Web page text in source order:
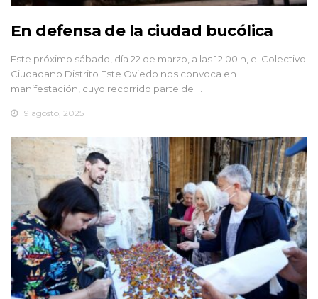
En defensa de la ciudad bucólica
Este próximo sábado, día 22 de marzo, a las 12:00 h, el Colectivo
Ciudadano Distrito Este Oviedo nos convoca en
manifestación, cuyo recorrido parte de …
19 agosto, 2025